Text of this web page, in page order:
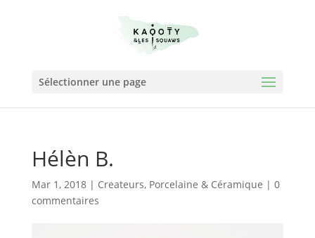
Sélectionner une page
Hélèn B.
Mar 1, 2018| Createurs, Porcelaine & Céramique | 0
commentaires